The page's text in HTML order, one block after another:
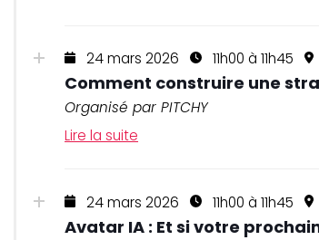
24 mars 2026 11h00 à 11h45
Comment construire une
Organisé par PITCHY
Lire la suite
24 mars 2026 11h00 à 11h45
Avatar IA : Et si votre